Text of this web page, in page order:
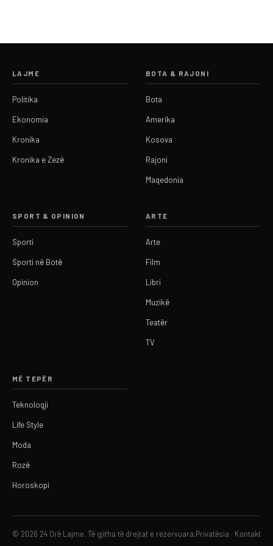
LAJME
Politika
Ekonomia
Kronika
Kronika e Zezë
BOTA & RAJONI
Bota
Amerika
Kosova
Rajoni
Maqedonia
SPORT & OPINION
Sporti
Sporti në Botë
Opinion
ARTE
Arte
Film
Libri
Muzikë
Teatër
TV
MË TEPËR
Teknologji
Life Style
Moda
Rozë
Horoskopi
© 2026 24 Orë Lajme. Të gjitha të drejtat e rezervuara. Privatësia · Kontakt